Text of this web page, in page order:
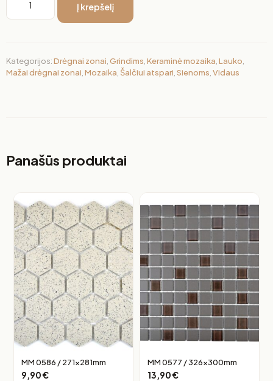
Į krepšelį
Kategorijos:Drėgnai zonai Grindims Keraminė mozaika Lauko
Mažai drėgnai zonai Mozaika Šalčiui atspari Sienoms Vidaus
Panašūs produktai
MM 0586 / 271x281mm
9,90€
MM 0577 / 326x300mm
13,90€